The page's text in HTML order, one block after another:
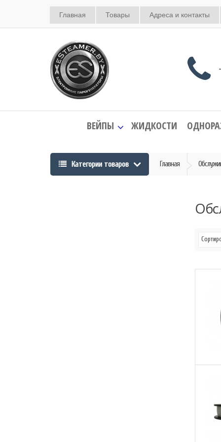
Главная Товары Адреса и контакты
ВЕЙПЫ ЖИДКОСТИ
Категории товаров Главная